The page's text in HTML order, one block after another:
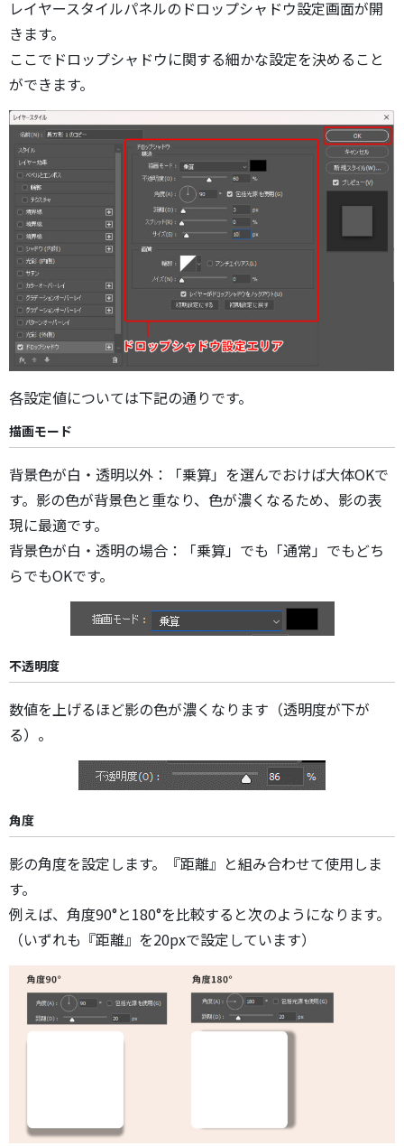
レイヤースタイルパネルのドロップシャドウ設定画面が開
きます。
ここでドロップシャドウに関する細かな設定を決めること
ができます。
各設定値については下記の通りです。
描画モード
背景色が白・透明以外：「乗算」を選んでおけば大体OKで
す。影の色が背景色と重なり、色が濃くなるため、影の表
現に最適です。
背景色が白・透明の場合：「乗算」でも「通常」でもどち
らでもOKです。
不透明度
数値を上げるほど影の色が濃くなります（透明度が下が
る）。
角度
影の角度を設定します。『距離』と組み合わせて使用しま
す。
例えば、角度90°と180°を比較すると次のようになります。
（いずれも『距離』を20pxで設定しています）